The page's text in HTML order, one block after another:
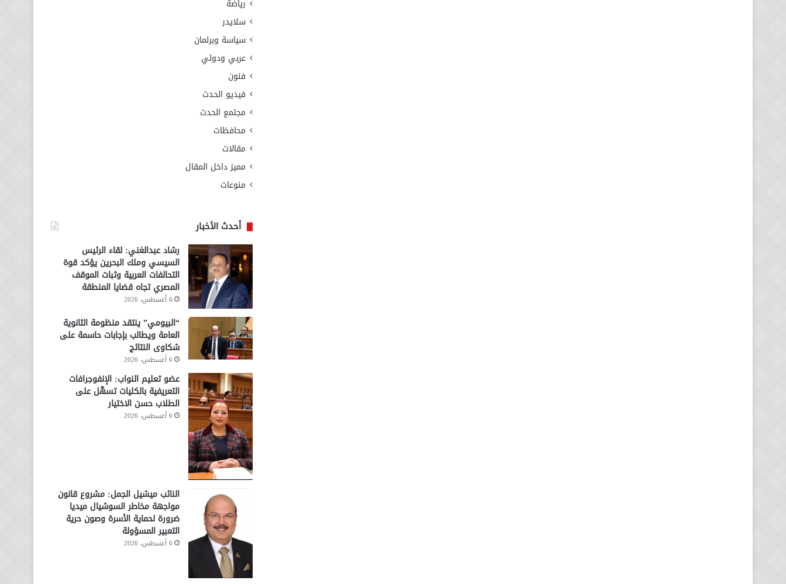
رياضة
سلايدر
سياسة وبرلمان
عربي ودولي
فنون
فيديو الحدث
مجتمع الحدث
محافظات
مقالات
مميز داخل المقال
منوعات
أحدث الأخبار
رشاد عبدالغني: لقاء الرئيس
السيسي وملك البحرين يؤكد قوة
التحالفات العربية وثبات الموقف
المصري تجاه قضايا المنطقة
6 أغسطس، 2026
“البيومي” ينتقد منظومة الثانوية
العامة ويطالب بإجابات حاسمة على
شكاوى النتائج
6 أغسطس، 2026
عضو تعليم النواب: الإنفوجرافات
التعريفية بالكليات تسهّل على
الطلاب حسن الاختيار
6 أغسطس، 2026
النائب ميشيل الجمل: مشروع قانون
مواجهة مخاطر السوشيال ميديا
ضرورة لحماية الأسرة وصون حرية
التعبير المسؤولة
6 أغسطس، 2026